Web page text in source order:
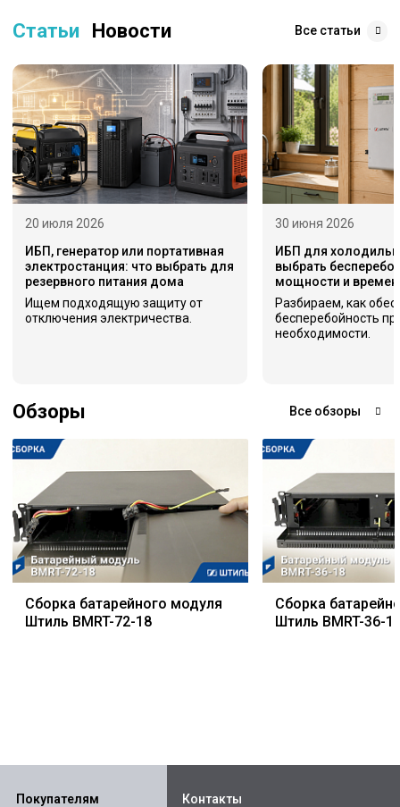
Статьи Новости Все статьи
20 июля 2026
ИБП, генератор или портативная
электростанция: что выбрать для
резервного питания дома
Ищем подходящую защиту от
отключения электричества.
30 июня 2026
ИБП для
выбрать
мощности и
Разбираем, как
бесперебойность
необходимости.
Обзоры Все обзоры
Сборка батарейного модуля
Штиль BMRT-72-18
Сборка
Штиль BMRT-36-
Покупателям Контакты